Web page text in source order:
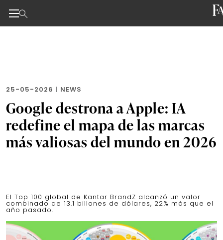
25-05-2026 | NEWS
Google destrona a Apple: IA
redefine el mapa de las marcas
más valiosas del mundo en 2026
El Top 100 global de Kantar BrandZ alcanzó un valor
combinado de 13.1 billones de dólares, 22% más que el
año pasado.